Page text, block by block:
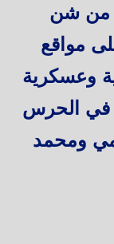
من شن
مواقع
وعسكرية
في الحرس
ومحمد